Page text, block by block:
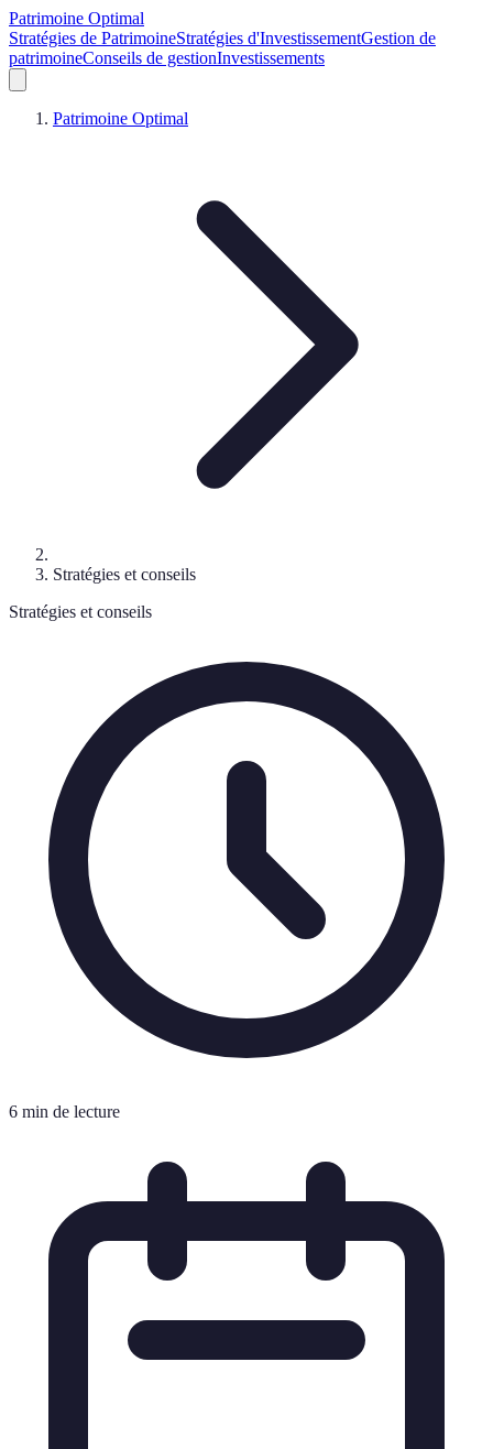
Patrimoine Optimal
Stratégies de PatrimoineStratégies d'InvestissementGestion de
patrimoineConseils de gestionInvestissements
Patrimoine Optimal
Stratégies et conseils
Stratégies et conseils
6 min de lecture